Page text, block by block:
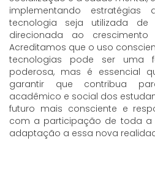
implementando
tecnologia seja utilizada de
direcionada ao
Acreditamos que o uso
tecnologias pode ser uma
poderosa, mas é essencial
garantir que contribua
acadêmico e social dos
futuro mais consciente e
com a participação de toda a
adaptação a essa nova